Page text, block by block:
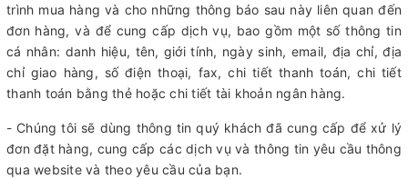
trình mua hàng và cho những thông báo sau này liên quan đến
đơn hàng, và để cung cấp dịch vụ, bao gồm một số thông tin
cá nhân: danh hiệu, tên, giới tính, ngày sinh, email, địa chỉ, địa
chỉ giao hàng, số điện thoại, fax, chi tiết thanh toán, chi tiết
thanh toán bằng thẻ hoặc chi tiết tài khoản ngân hàng.
- Chúng tôi sẽ dùng thông tin quý khách đã cung cấp để xử lý
đơn đặt hàng, cung cấp các dịch vụ và thông tin yêu cầu thông
qua website và theo yêu cầu của bạn.